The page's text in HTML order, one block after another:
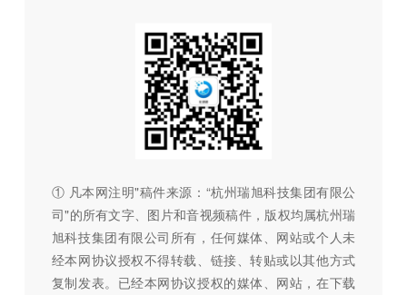
① 凡本网注明"稿件来源：“杭州瑞旭科技集团有限公
司"的所有文字、图片和音视频稿件，版权均属杭州瑞
旭科技集团有限公司所有，任何媒体、网站或个人未
经本网协议授权不得转载、链接、转贴或以其他方式
复制发表。已经本网协议授权的媒体、网站，在下载